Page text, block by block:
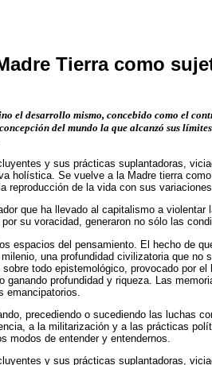
Tierra como
el desarrollo mismo, concebido como el
del mundo la que alcanzó sus
y sus prácticas suplantadoras,
holística. Se vuelve a la Madre tierra
de la vida con sus
que ha llevado al capitalismo a
su voracidad, generaron no sólo las
espacios del pensamiento. El hecho de
una profundidad civilizatoria que
todo epistemológico, provocado por
profundidad y riqueza. Las
emancipatorios.
precediendo o sucediendo las luchas
a la militarización y a las prácticas
modos de entender y entendernos.
y sus prácticas suplantadoras,